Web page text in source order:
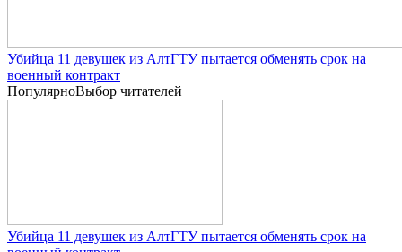
Убийца 11 девушек из АлтГТУ пытается обменять срок на
военный контракт
ПопулярноВыбор читателей
Убийца 11 девушек из АлтГТУ пытается обменять срок на